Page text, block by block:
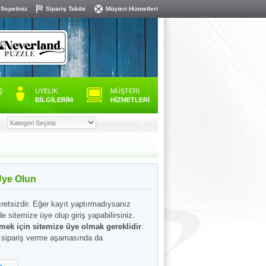
Müşteri Hizmetleri
Sipariş Takibi
ÜYELİK
BİLGİLERİM
MÜŞTERİ
HİZMETLERİ
Olun
Eğer kayıt yaptırmadıysanız
sitemize üye olup giriş yapabilirsiniz.
için sitemize üye olmak gereklidir.
verme aşamasında da